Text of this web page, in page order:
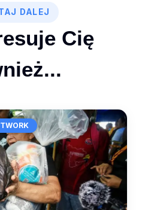
DALEJ
Cię